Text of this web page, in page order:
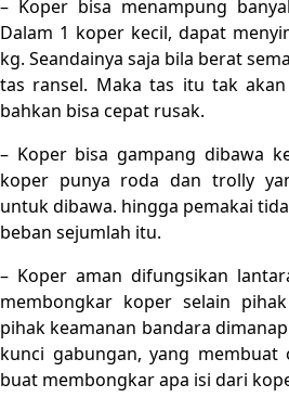
– Koper bisa menampung
Dalam 1 koper kecil, dapat
kg. Seandainya saja bila berat
tas ransel. Maka tas itu tak
bahkan bisa cepat rusak.
– Koper bisa gampang dibawa
koper punya roda dan trolly
untuk dibawa. hingga pemakai
beban sejumlah itu.
– Koper aman difungsikan
membongkar koper selain
pihak keamanan bandara
kunci gabungan, yang
buat membongkar apa isi dari